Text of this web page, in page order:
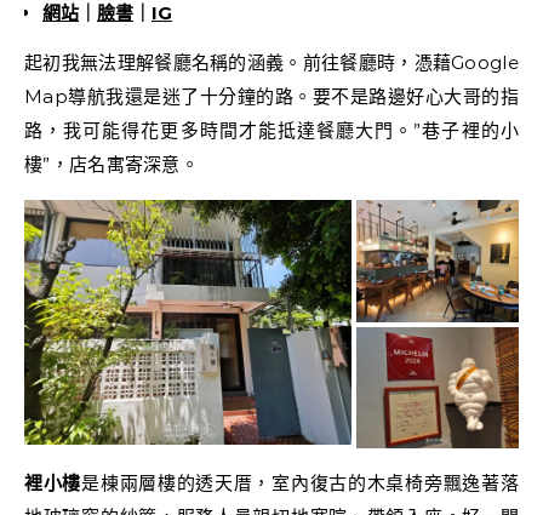
網站
臉書 IG
起初我無法理解餐廳名稱的涵義。前往餐廳時，憑藉Google
Map導航我還是迷了十分鐘的路。要不是路邊好心大哥的指
路，我可能得花更多時間才能抵達餐廳大門。”巷子裡的小
樓”，店名寓寄深意。
裡小樓是棟兩層樓的透天厝，室內復古的木桌椅旁飄逸著落